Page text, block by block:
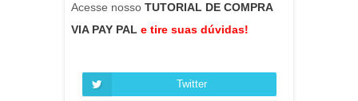
Acesse nosso TUTORIAL DE COMPRA
VIA PAY PAL e tire suas dúvidas!
Twitter